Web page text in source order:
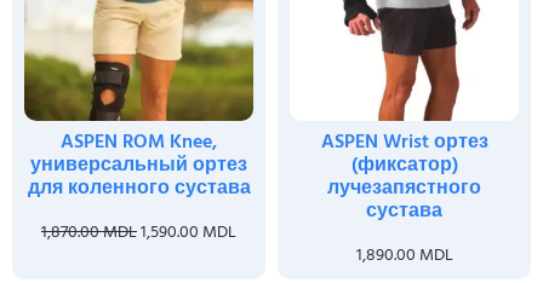
ASPEN ROM Knee,
универсальный ортез
для коленного сустава
1,870.00MDL1,590.00 MDL
ASPEN Wrist ортез
(фиксатор)
лучезапястного
сустава
1,890.00 MDL